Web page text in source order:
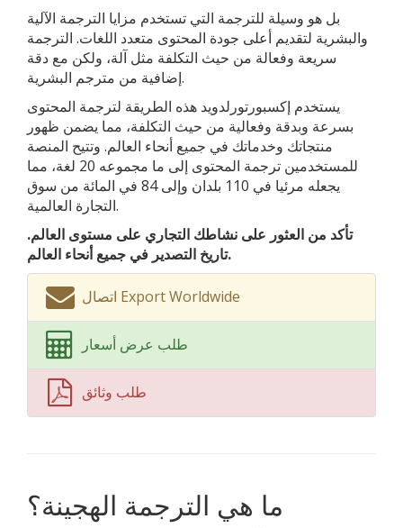
بل هو وسيلة للترجمة التي تستخدم مزايا الترجمة الآلية
والبشرية لتقديم أعلى جودة المحتوى متعدد اللغات. الترجمة
سريعة وفعالة من حيث التكلفة مثل آلة، ولكن مع دقة
إضافية من مترجم البشرية.
يستخدم إكسبورتورلدويد هذه الطريقة لترجمة المحتوى
بسرعة وبدقة وفعالية من حيث التكلفة، مما يضمن ظهور
منتجاتك وخدماتك في جميع أنحاء العالم. وتتيح المنصة
للمستخدمين ترجمة المحتوى إلى ما مجموعه 20 لغة، مما
يجعله مرئيا في 110 بلدان وإلى 84 في المائة من سوق
التجارة العالمية.
تأكد من العثور على نشاطك التجاري على مستوى العالم.
تاريخ التصدير في جميع أنحاء العالم.
اتصال Export Worldwide
طلب عرض أسعار
طلب وثائق
ما هي الترجمة الهجينة؟